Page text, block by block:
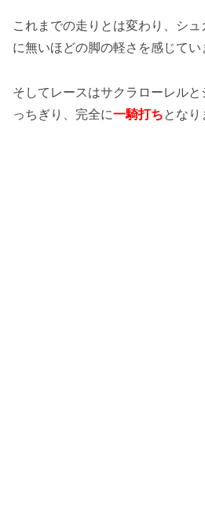
これまでの走りとは変わり、シ
に無いほどの脚の軽さを感じてい
そしてレースはサクラローレル
っちぎり、完全に一騎打ちとなり